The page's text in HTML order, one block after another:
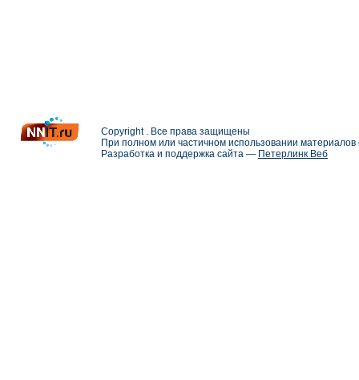
Copyright . Все права защищены
При полном или частичном использовании
Разработка и поддержка сайта — Петерлинк Веб